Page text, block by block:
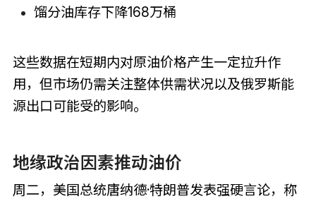
馏分油库存下降168万桶
这些数据在短期内对原油价格产生一定拉升作
用，但市场仍需关注整体供需状况以及俄罗斯能
源出口可能受的影响。
地缘政治因素推动油价
周二，美国总统唐纳德·特朗普发表强硬言论，称